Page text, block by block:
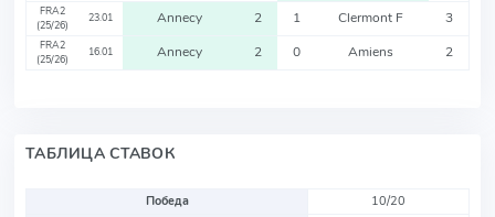
FRA2
(25/26)
23.01 Annecy 2 1 Clermont F 3
FRA2
(25/26)
16.01 Annecy 2 0 Amiens 2
ТАБЛИЦА СТАВОК
Победа
10/20